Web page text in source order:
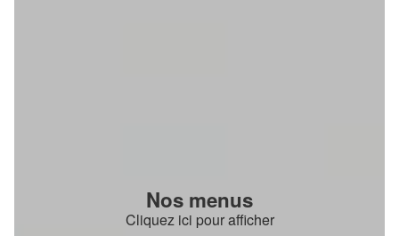
Nos menus
Cliquez ici pour afficher